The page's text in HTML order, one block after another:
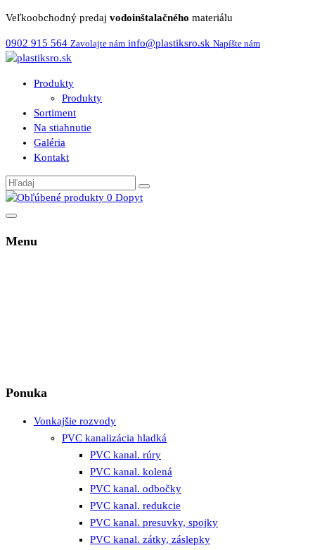
Veľkoobchodný predaj vodoinštalačného materiálu
0902 915 564 Zavolajte nám info@plastiksro.sk Napíšte nám
Produkty
Produkty
Sortiment
Na stiahnutie
Galéria
Kontakt
0 Dopyt
Menu
Ponuka
Vonkajšie rozvody
PVC kanalizácia hladká
PVC kanal. rúry
PVC kanal. kolená
PVC kanal. odbočky
PVC kanal. redukcie
PVC kanal. presuvky, spojky
PVC kanal. zátky, záslepky